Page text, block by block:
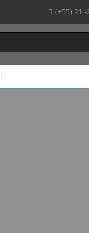
(+55) 21 -